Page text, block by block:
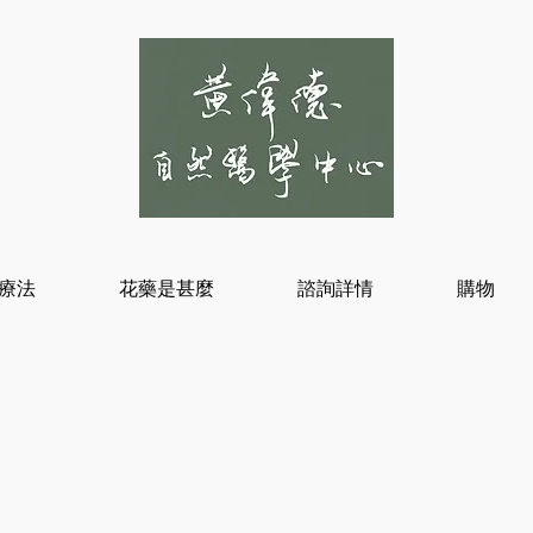
法 花藥是甚麼 諮詢詳情 購物